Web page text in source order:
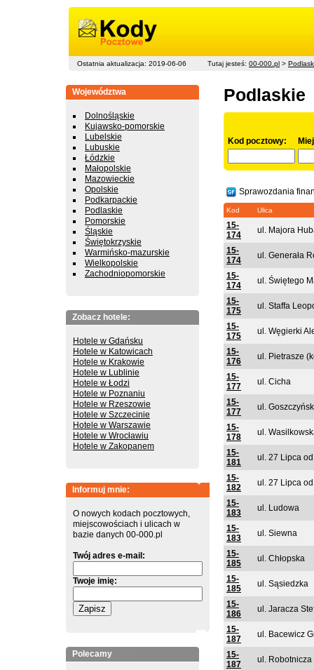
Ostatnia aktualizacja: 2019-06-06 Tutaj jesteś: 00-000.pl >
Województwa
Dolnośląskie
Kujawsko-pomorskie
Lubelskie
Lubuskie
Łódzkie
Małopolskie
Mazowieckie
Opolskie
Podkarpackie
Podlaskie
Pomorskie
Śląskie
Świętokrzyskie
Warmińsko-mazurskie
Wielkopolskie
Zachodniopomorskie
Zobacz hotele:
Hotele w Gdańsku
Hotele w Katowicach
Hotele w Krakowie
Hotele w Lublinie
Hotele w Łodzi
Hotele w Poznaniu
Hotele w Rzeszowie
Hotele w Szczecinie
Hotele w Warszawie
Hotele w Wrocławiu
Hotele w Zakopanem
Informuj mnie:
O nowych kodach pocztowych,
miejscowościach i ulicach w
bazie danych 00-000.pl
Twój adres e-mail:
Twoje imię:
Polecamy
Podlaskie
Kod pocztowy:
Sprawozdania
Kod Ulica
15-
174
ul. Majora
15-
174
ul. Generała
15-
174
ul. Świętego
15-
175
ul. Staffa
15-
175
ul. Węgierki
15-
176
ul. Pietrasze
15-
177
ul. Cicha
15-
177
ul.
15-
178
ul.
15-
181
ul. 27 Lipca
15-
182
ul. 27 Lipca
15-
183
ul. Ludowa
15-
183
ul. Siewna
15-
185
ul. Chłopska
15-
185
ul. Sąsiedzka
15-
186
ul. Jaracza
15-
187
ul. Bacewicz
15-
187
ul. Robotnicza